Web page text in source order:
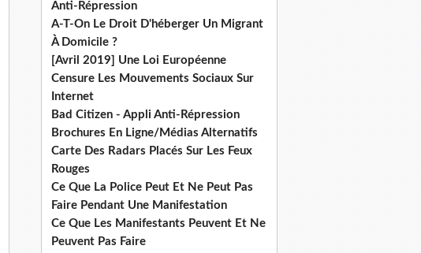
Anti-Répression
A-T-On Le Droit D'héberger Un Migrant
À Domicile ?
[Avril 2019] Une Loi Européenne
Censure Les Mouvements Sociaux Sur
Internet
Bad Citizen - Appli Anti-Répression
Brochures En Ligne/Médias Alternatifs
Carte Des Radars Placés Sur Les Feux
Rouges
Ce Que La Police Peut Et Ne Peut Pas
Faire Pendant Une Manifestation
Ce Que Les Manifestants Peuvent Et Ne
Peuvent Pas Faire